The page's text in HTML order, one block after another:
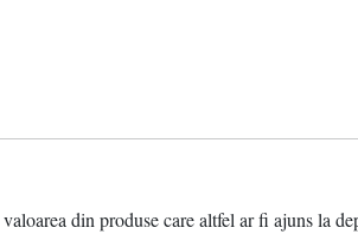
din produse care altfel ar fi ajuns la